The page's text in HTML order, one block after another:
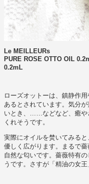
Le MEILLEURs
PURE ROSE OTTO OIL
0.2mL
ローズオットーは、鎮静作
あるとされています。気分
いとき、……などなど、癒や
くれそうです。
実際にオイルを焚いてみる
優しく広がります。まるで
自然な匂いです。薔薇特有
うです。さすが「精油の女